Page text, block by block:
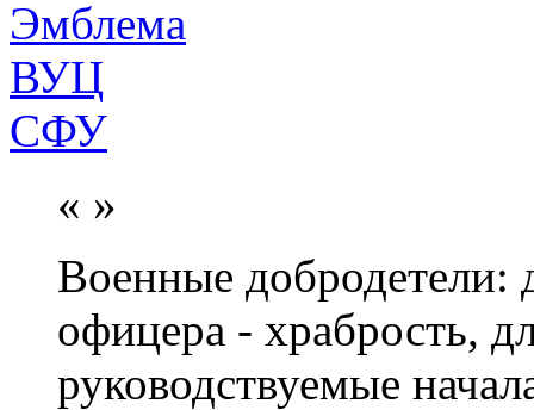
« »
Военные добродетели:
офицера - храбрость,
руководствуемые